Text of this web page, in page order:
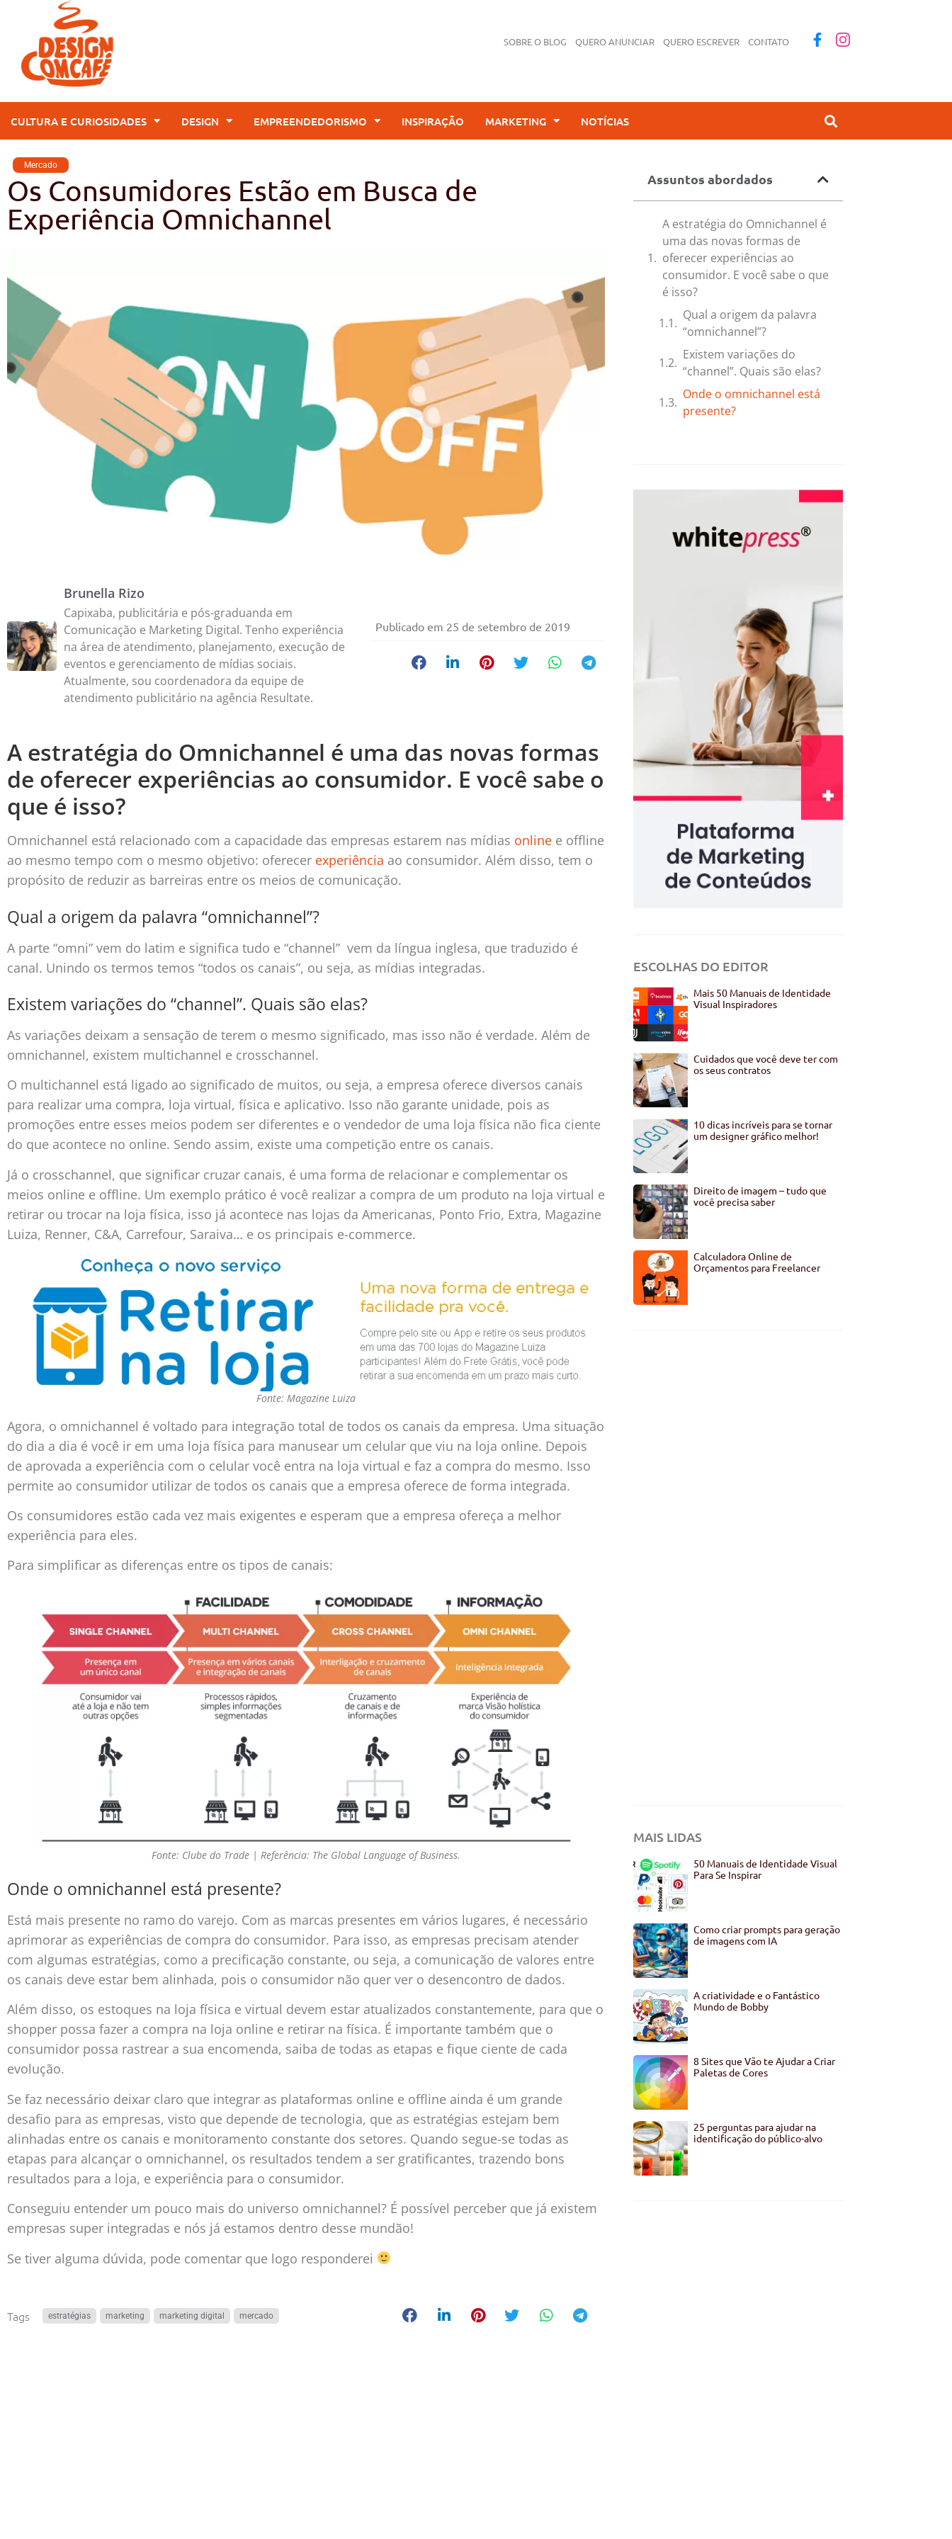
SOBRE O BLOG QUERO ANUNCIAR QUERO ESCREVER CONTATO
CULTURA E CURIOSIDADES DESIGN EMPREENDEDORISMO INSPIRAÇÃO MARKETING NOTÍCIAS
Mercado
Os Consumidores Estão em Busca de
Experiência Omnichannel
Brunella Rizo
Capixaba, publicitária e pós-graduanda em
Comunicação e Marketing Digital. Tenho experiência
na área de atendimento, planejamento, execução de
eventos e gerenciamento de mídias sociais.
Atualmente, sou coordenadora da equipe de
atendimento publicitário na agência Resultate.
Publicado em 25 de setembro de 2019
A estratégia do Omnichannel é uma das novas formas
de oferecer experiências ao consumidor. E você sabe o
que é isso?
Omnichannel está relacionado com a capacidade das empresas estarem nas mídias online e offline
ao mesmo tempo com o mesmo objetivo: oferecer experiência ao consumidor. Além disso, tem o
propósito de reduzir as barreiras entre os meios de comunicação.
Qual a origem da palavra “omnichannel”?
A parte “omni” vem do latim e significa tudo e “channel” vem da língua inglesa, que traduzido é
canal. Unindo os termos temos “todos os canais”, ou seja, as mídias integradas.
Existem variações do “channel”. Quais são elas?
As variações deixam a sensação de terem o mesmo significado, mas isso não é verdade. Além de
omnichannel, existem multichannel e crosschannel.
O multichannel está ligado ao significado de muitos, ou seja, a empresa oferece diversos canais
para realizar uma compra, loja virtual, física e aplicativo. Isso não garante unidade, pois as
promoções entre esses meios podem ser diferentes e o vendedor de uma loja física não fica ciente
do que acontece no online. Sendo assim, existe uma competição entre os canais.
Já o crosschannel, que significar cruzar canais, é uma forma de relacionar e complementar os
meios online e offline. Um exemplo prático é você realizar a compra de um produto na loja virtual e
retirar ou trocar na loja física, isso já acontece nas lojas da Americanas, Ponto Frio, Extra, Magazine
Luiza, Renner, C&A, Carrefour, Saraiva… e os principais e-commerce.
Fonte: Magazine Luiza
Agora, o omnichannel é voltado para integração total de todos os canais da empresa. Uma situação
do dia a dia é você ir em uma loja física para manusear um celular que viu na loja online. Depois
de aprovada a experiência com o celular você entra na loja virtual e faz a compra do mesmo. Isso
permite ao consumidor utilizar de todos os canais que a empresa oferece de forma integrada.
Os consumidores estão cada vez mais exigentes e esperam que a empresa ofereça a melhor
experiência para eles.
Para simplificar as diferenças entre os tipos de canais:
Fonte: Clube do Trade | Referência: The Global Language of Business.
Onde o omnichannel está presente?
Está mais presente no ramo do varejo. Com as marcas presentes em vários lugares, é necessário
aprimorar as experiências de compra do consumidor. Para isso, as empresas precisam atender
com algumas estratégias, como a precificação constante, ou seja, a comunicação de valores entre
os canais deve estar bem alinhada, pois o consumidor não quer ver o desencontro de dados.
Além disso, os estoques na loja física e virtual devem estar atualizados constantemente, para que o
shopper possa fazer a compra na loja online e retirar na física. É importante também que o
consumidor possa rastrear a sua encomenda, saiba de todas as etapas e fique ciente de cada
evolução.
Se faz necessário deixar claro que integrar as plataformas online e offline ainda é um grande
desafio para as empresas, visto que depende de tecnologia, que as estratégias estejam bem
alinhadas entre os canais e monitoramento constante dos setores. Quando segue-se todas as
etapas para alcançar o omnichannel, os resultados tendem a ser gratificantes, trazendo bons
resultados para a loja, e experiência para o consumidor.
Conseguiu entender um pouco mais do universo omnichannel? É possível perceber que já existem
empresas super integradas e nós já estamos dentro desse mundão!
Se tiver alguma dúvida, pode comentar que logo responderei
Tags estratégias marketing marketing digital mercado
Assuntos abordados
A estratégia do Omnichannel é
uma das novas formas de
oferecer experiências ao
consumidor. E você sabe o que
é isso?
Qual a origem da palavra
“omnichannel”?
Existem variações do
“channel”. Quais são elas?
Onde o omnichannel está
presente?
ESCOLHAS DO EDITOR
Mais 50 Manuais de Identidade
Visual Inspiradores
Cuidados que você deve ter com
os seus contratos
10 dicas incríveis para se tornar
um designer gráfico melhor!
Direito de imagem – tudo que
você precisa saber
Calculadora Online de
Orçamentos para Freelancer
MAIS LIDAS
50 Manuais de Identidade Visual
Para Se Inspirar
Como criar prompts para geração
de imagens com IA
A criatividade e o Fantástico
Mundo de Bobby
8 Sites que Vão te Ajudar a Criar
Paletas de Cores
25 perguntas para ajudar na
identificação do público-alvo